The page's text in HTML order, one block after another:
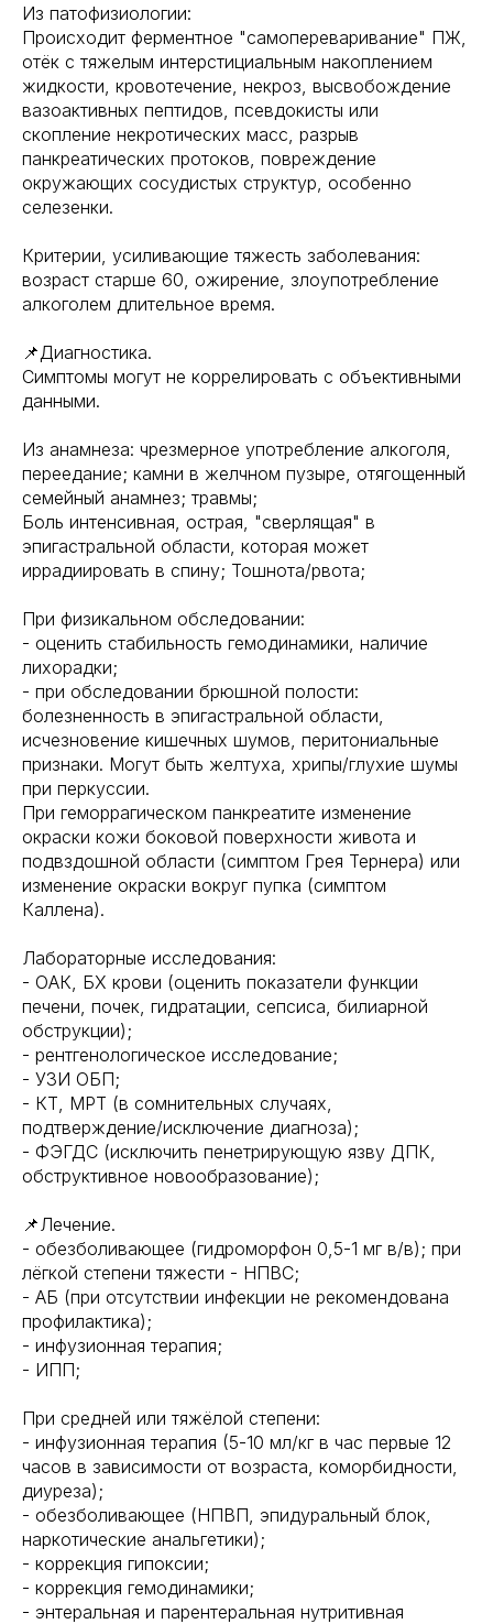
Из патофизиологии:
Происходит ферментное "самопереваривание" ПЖ,
отёк с тяжелым интерстициальным накоплением
жидкости, кровотечение, некроз, высвобождение
вазоактивных пептидов, псевдокисты или
скопление некротических масс, разрыв
панкреатических протоков, повреждение
окружающих сосудистых структур, особенно
селезенки.
Критерии, усиливающие тяжесть заболевания:
возраст старше 60, ожирение, злоупотребление
алкоголем длительное время.
📌Диагностика.
Симптомы могут не коррелировать с объективными
данными.
Из анамнеза: чрезмерное употребление алкоголя,
переедание; камни в желчном пузыре, отягощенный
семейный анамнез; травмы;
Боль интенсивная, острая, "сверлящая" в
эпигастральной области, которая может
иррадиировать в спину; Тошнота/рвота;
При физикальном обследовании:
- оценить стабильность гемодинамики, наличие
лихорадки;
- при обследовании брюшной полости:
болезненность в эпигастральной области,
исчезновение кишечных шумов, перитониальные
признаки. Могут быть желтуха, хрипы/глухие шумы
при перкуссии.
При геморрагическом панкреатите изменение
окраски кожи боковой поверхности живота и
подвздошной области (симптом Грея Тернера) или
изменение окраски вокруг пупка (симптом
Каллена).
Лабораторные исследования:
- ОАК, БХ крови (оценить показатели функции
печени, почек, гидратации, сепсиса, билиарной
обструкции);
- рентгенологическое исследование;
- УЗИ ОБП;
- КТ, МРТ (в сомнительных случаях,
подтверждение/исключение диагноза);
- ФЭГДС (исключить пенетрирующую язву ДПК,
обструктивное новообразование);
📌Лечение.
- обезболивающее (гидроморфон 0,5-1 мг в/в); при
лёгкой степени тяжести - НПВС;
- АБ (при отсутствии инфекции не рекомендована
профилактика);
- инфузионная терапия;
- ИПП;
При средней или тяжёлой степени:
- инфузионная терапия (5-10 мл/кг в час первые 12
часов в зависимости от возраста, коморбидности,
диуреза);
- обезболивающее (НПВП, эпидуральный блок,
наркотические анальгетики);
- коррекция гипоксии;
- коррекция гемодинамики;
- энтеральная и парентеральная нутритивная